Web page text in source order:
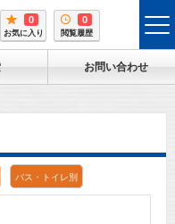
0
お気に入り
0
閲覧履歴
お問い合わせ
バス・トイレ別